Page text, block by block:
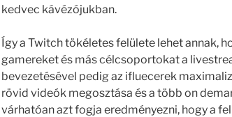
kedvec kávézójukban.
Így a Twitch tökéletes felülete lehet annak,
gamereket és más célcsoportokat a
bevezetésével pedig az ifluecerek
rövid videók megosztása és a több on
várhatóan azt fogja eredményezni, hogy a